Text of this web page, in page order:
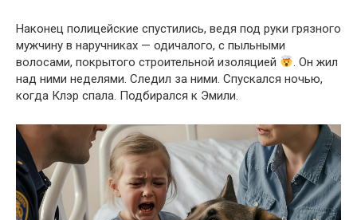
Наконец полицейские спустились, ведя под руки грязного
мужчину в наручниках — одичалого, с пыльными
волосами, покрытого строительной изоляцией
. Он жил
над ними неделями. Следил за ними. Спускался ночью,
когда Клэр спала. Подбирался к Эмили.